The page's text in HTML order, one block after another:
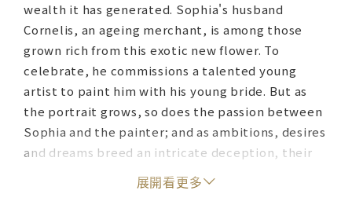
wealth it has generated. Sophia's husband
Cornelis, an ageing merchant, is among those
grown rich from this exotic new flower. To
celebrate, he commissions a talented young
artist to paint him with his young bride. But as
the portrait grows, so does the passion between
Sophia and the painter; and as ambitions, desires
and dreams breed an intricate deception, their
reckless gamble propels their lives towards a
thrilling and tragic conclusion.
展開看更多